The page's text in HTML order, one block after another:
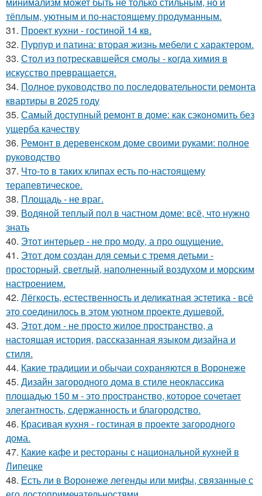
тёплым, уютным и по-настоящему продуманным.
31. Проект кухни - гостиной 14 кв.
32. Пурпур и патина: вторая жизнь мебели с характером.
33. Стол из потрескавшейся смолы - когда химия в
искусство превращается.
34. Полное руководство по последовательности ремонта
квартиры в 2025 году
35. Самый доступный ремонт в доме: как сэкономить без
ущерба качеству
36. Ремонт в деревенском доме своими руками: полное
руководство
37. Что-то в таких клипах есть по-настоящему
терапевтическое.
38. Площадь - не враг.
39. Водяной теплый пол в частном доме: всё, что нужно
знать
40. Этот интерьер - не про моду, а про ощущение.
41. Этот дом создан для семьи с тремя детьми -
просторный, светлый, наполненный воздухом и морским
настроением.
42. Лёгкость, естественность и деликатная эстетика - всё
это соединилось в этом уютном проекте душевой.
43. Этот дом - не просто жилое пространство, а
настоящая история, рассказанная языком дизайна и
стиля.
44. Какие традиции и обычаи сохраняются в Воронеже
45. Дизайн загородного дома в стиле неоклассика
площадью 150 м - это пространство, которое сочетает
элегантность, сдержанность и благородство.
46. Красивая кухня - гостиная в проекте загородного
дома.
47. Какие кафе и рестораны с национальной кухней в
Липецке
48. Есть ли в Воронеже легенды или мифы, связанные с